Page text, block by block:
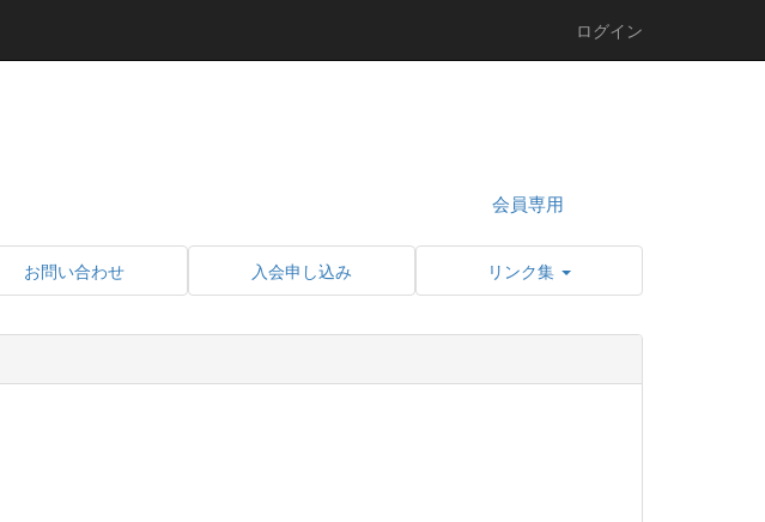
ログイン
会員専用
お問い合わせ 入会申し込み リンク集